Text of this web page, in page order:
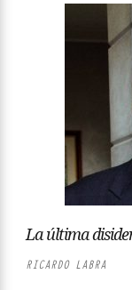
La última
RICARDO LABRA